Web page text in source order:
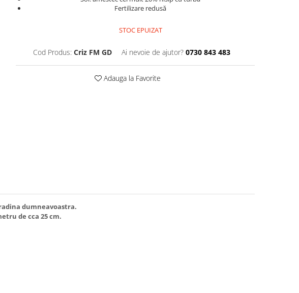
Fertilizare redusă
STOC EPUIZAT
Cod Produs: Criz FM GD Ai nevoie de ajutor? 0730 843 483
Adauga la Favorite
dumneavoastra.
de cca 25 cm.